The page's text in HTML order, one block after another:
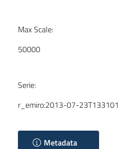
Max Scale:
50000
Serie:
r_emiro:2013-07-23T133101
Metadata